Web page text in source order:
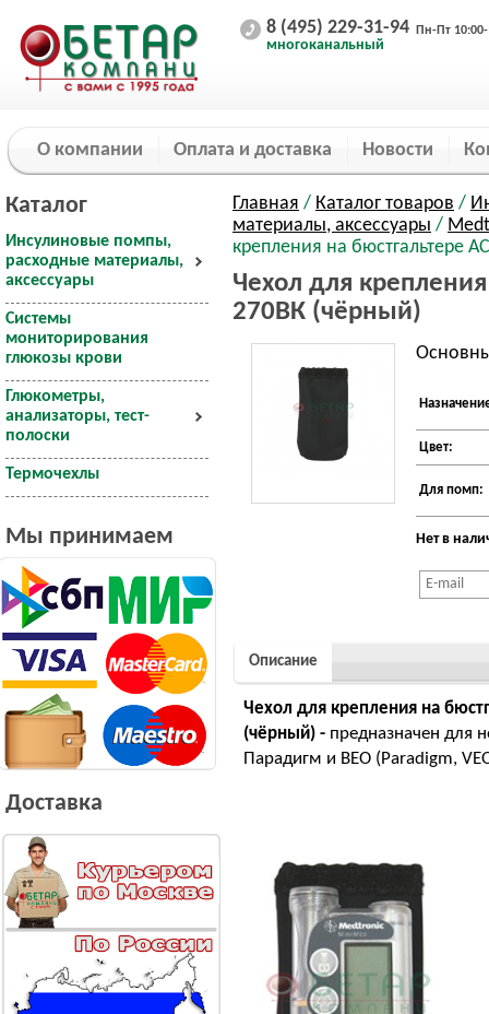
8 (495) 229-31-94
многоканальный
Пн-Пт
О компании Оплата и доставка Новости
Каталог
Инсулиновые помпы,
расходные материалы,
аксессуары
Системы
мониторирования
глюкозы крови
Глюкометры,
анализаторы, тест-
полоски
Термочехлы
Мы принимаем
Доставка
Главная / Каталог товаров /
материалы, аксессуары /
крепления на бюстгальтере
Чехол для крепления
270BК (чёрный)
Цвет:
Для помп:
Нет в
Описание
Чехол для крепления на
(чёрный) - предназначен для
Парадигм и ВЕО (Paradigm,